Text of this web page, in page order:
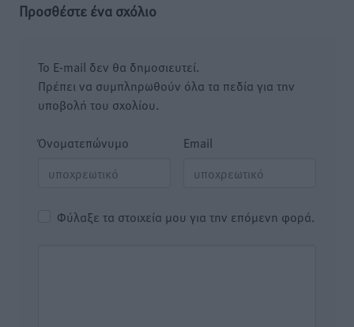
Προσθέστε ένα σχόλιο
Το E-mail δεν θα δημοσιευτεί.
Πρέπει να συμπληρωθούν όλα τα πεδία για την
υποβολή του σχολίου.
Όνοματεπώνυμο Email
Φύλαξε τα στοιχεία μου για την επόμενη φορά.